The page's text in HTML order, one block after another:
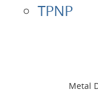
Metal
TPNP